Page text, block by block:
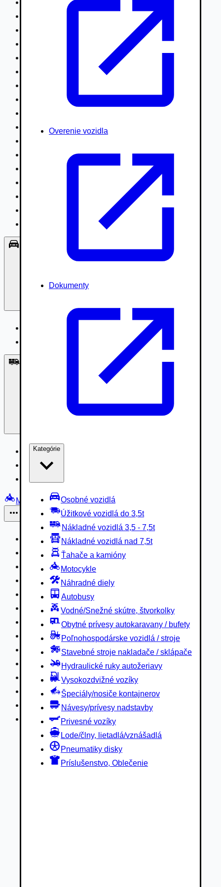
Overenie vozidla
Dokumenty
Kategórie
Osobné vozidlá
Úžitkové vozidlá do 3,5t
Nákladné vozidlá 3,5 - 7,5t
Nákladné vozidlá nad 7,5t
Ťahače a kamióny
Motocykle
Náhradné diely
Autobusy
Vodné/Snežné skútre, štvorkolky
Obytné prívesy autokaravany / bufety
Poľnohospodárske vozidlá / stroje
Stavebné stroje nakladače / sklápače
Hydraulické ruky autožeriavy
Vysokozdvižné vozíky
Špeciály/nosiče kontajnerov
Návesy/prívesy nadstavby
Privesné vozíky
Lode/člny, lietadlá/vznášadlá
Pneumatiky disky
Príslušenstvo, Oblečenie
Nákladné vozidlá nad 7,5t
Vodné/Snežné skútre, štvorkolky
Poľnohospodárske vozidlá / stroje
Hydraulické ruky autožeriavy
Špeciály/nosiče kontajnerov
Návesy/prívesy nadstavby
Lode/člny, lietadlá/vznášadlá
Príslušenstvo, Oblečenie
Nákladné vozidlá 3,5 - 7,5t
Nákladné vozidlá nad 7,5t
Motocykle
Náhradné diely
Autobusy
Vodné/Snežné skútre, štvorkolky
Obytné prívesy autokaravany / bufety
Poľnohospodárske vozidlá / stroje
Stavebné stroje nakladače / sklápače
Hydraulické ruky autožeriavy
Vysokozdvižné vozíky
Špeciály/nosiče kontajnerov
Návesy/prívesy nadstavby
Privesné vozíky
Lode/člny, lietadlá/vznášadlá
Pneumatiky disky
Príslušenstvo, Oblečenie